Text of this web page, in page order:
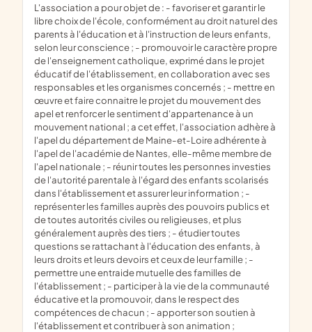
l'association a pour objet de : - favoriser et garantir le
libre choix de l'école, conformément au droit naturel des
parents à l'éducation et à l'instruction de leurs enfants,
selon leur conscience ; - promouvoir le caractère propre
de l'enseignement catholique, exprimé dans le projet
éducatif de l'établissement, en collaboration avec ses
responsables et les organismes concernés ; - mettre en
œuvre et faire connaitre le projet du mouvement des
apel et renforcer le sentiment d'appartenance à un
mouvement national ; a cet effet, l'association adhère à
l'apel du département de Maine-et-Loire adhérente à
l'apel de l'académie de Nantes, elle-même membre de
l'apel nationale ; - réunir toutes les personnes investies
de l'autorité parentale à l'égard des enfants scolarisés
dans l'établissement et assurer leur information ; -
représenter les familles auprès des pouvoirs publics et
de toutes autorités civiles ou religieuses, et plus
généralement auprès des tiers ; - étudier toutes
questions se rattachant à l'éducation des enfants, à
leurs droits et leurs devoirs et ceux de leur famille ; -
permettre une entraide mutuelle des familles de
l'établissement ; - participer à la vie de la communauté
éducative et la promouvoir, dans le respect des
compétences de chacun ; - apporter son soutien à
l'établissement et contribuer à son animation ;